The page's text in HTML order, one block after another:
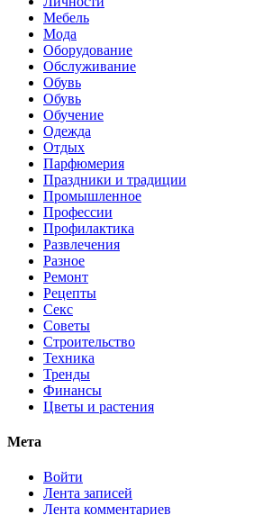
Мебель
Мода
Оборудование
Обслуживание
Обувь
Обувь
Обучение
Одежда
Отдых
Парфюмерия
Праздники и традиции
Промышленное
Профессии
Профилактика
Развлечения
Разное
Ремонт
Рецепты
Секс
Советы
Строительство
Техника
Тренды
Финансы
Цветы и растения
Мета
Войти
Лента записей
Лента комментариев